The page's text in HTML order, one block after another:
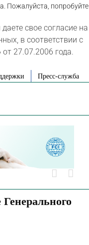
Пожалуйста, попробуйте
свое согласие на
в соответствии с
27.07.2006 года.
Пресс-служба
Генерального